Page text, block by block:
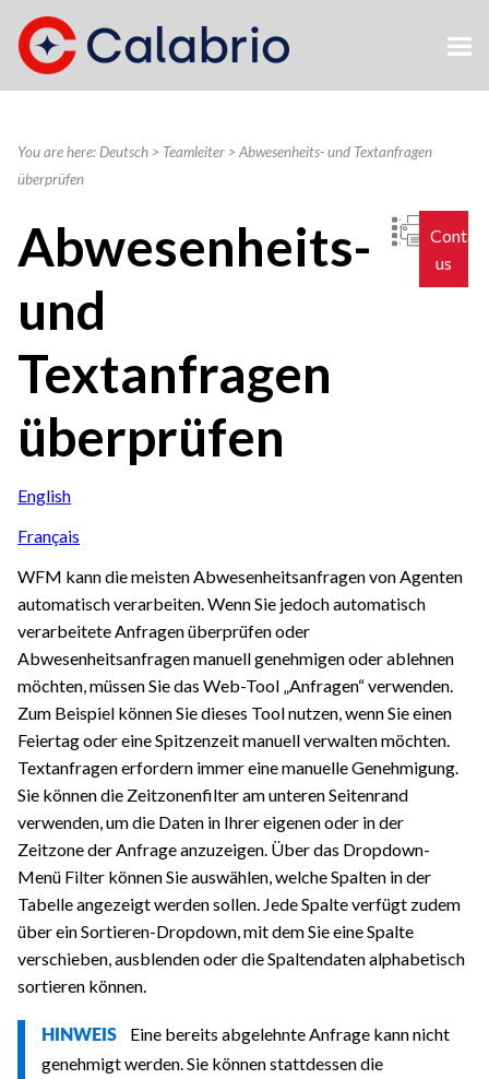
Skip To Main Content
You are here: Deutsch > Teamleiter >Abwesenheits- und Textanfragen
überprüfen
us
Abwesenheits-
und
Textanfragen
überprüfen
English
Français
WFM kann die meisten Abwesenheitsanfragen von Agenten
automatisch verarbeiten. Wenn Sie jedoch automatisch
verarbeitete Anfragen überprüfen oder
Abwesenheitsanfragen manuell genehmigen oder ablehnen
möchten, müssen Sie das Web-Tool „Anfragen“ verwenden.
Zum Beispiel können Sie dieses Tool nutzen, wenn Sie einen
Feiertag oder eine Spitzenzeit manuell verwalten möchten.
Textanfragen erfordern immer eine manuelle Genehmigung.
Sie können die Zeitzonenfilter am unteren Seitenrand
verwenden, um die Daten in Ihrer eigenen oder in der
Zeitzone der Anfrage anzuzeigen. Über das Dropdown-
Menü Filter können Sie auswählen, welche Spalten in der
Tabelle angezeigt werden sollen. Jede Spalte verfügt zudem
über ein Sortieren-Dropdown, mit dem Sie eine Spalte
verschieben, ausblenden oder die Spaltendaten alphabetisch
sortieren können.
HINWEIS Eine bereits abgelehnte Anfrage kann nicht
genehmigt werden. Sie können stattdessen die